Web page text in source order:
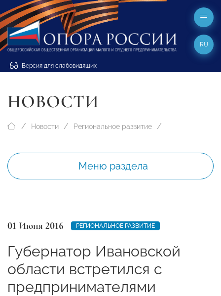
Версия для слабовидящих
RU
НОВОСТИ
Новости Региональное развитие
Меню раздела
01 Июня 2016 РЕГИОНАЛЬНОЕ РАЗВИТИЕ
Губернатор Ивановской
области встретился с
предпринимателями